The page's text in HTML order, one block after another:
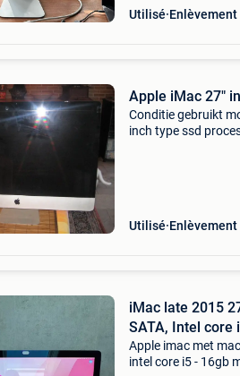
Utilisé Enlèvement
Apple iMac 27"
Conditie gebruikt
inch type ssd
Utilisé Enlèvement
iMac late 2015
SATA, Intel core
Apple imac met
intel core i5 - 16gb